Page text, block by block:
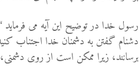
رسول خدا در توضیح این آیه می فرماید
دشنام گفتن به دشمنان خدا اجتناب
برسانند، زیرا ممکن است از روی